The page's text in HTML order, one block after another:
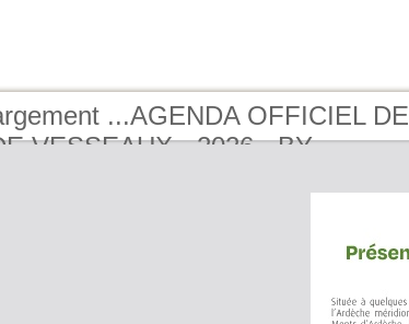
...AGENDA OFFICIEL DE
VESSEAUX - 2026 - BY